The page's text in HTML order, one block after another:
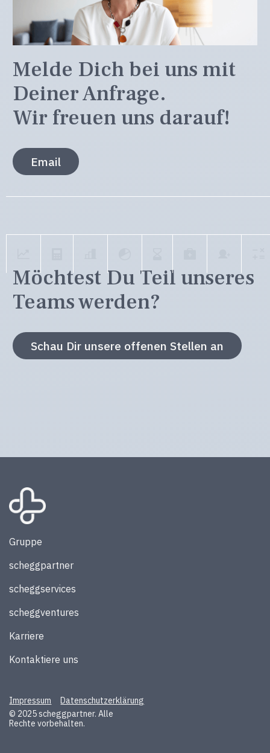
Melde Dich bei uns mit
Deiner Anfrage.
Wir freuen uns darauf!
Email
Möchtest Du Teil unseres
Teams werden?
Schau Dir unsere offenen Stellen an
Gruppe
scheggpartner
scheggservices
scheggventures
Karriere
Kontaktiere uns
Impressum
Datenschutzerklärung
© 2025 scheggpartner. Alle
Rechte vorbehalten.